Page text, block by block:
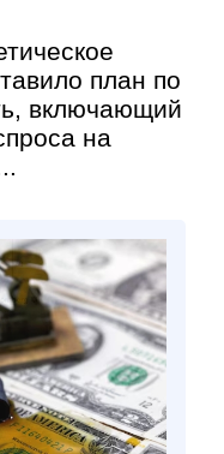
план по
включающий
на